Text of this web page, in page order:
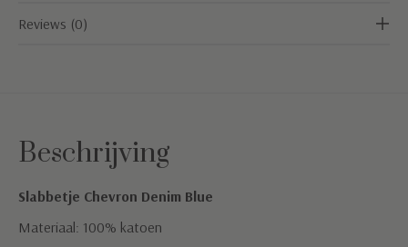
Reviews (0)
Beschrijving
Slabbetje Chevron Denim Blue
Materiaal: 100% katoen